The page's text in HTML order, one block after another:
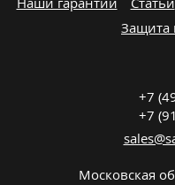
Защита
+7
+7
Московская